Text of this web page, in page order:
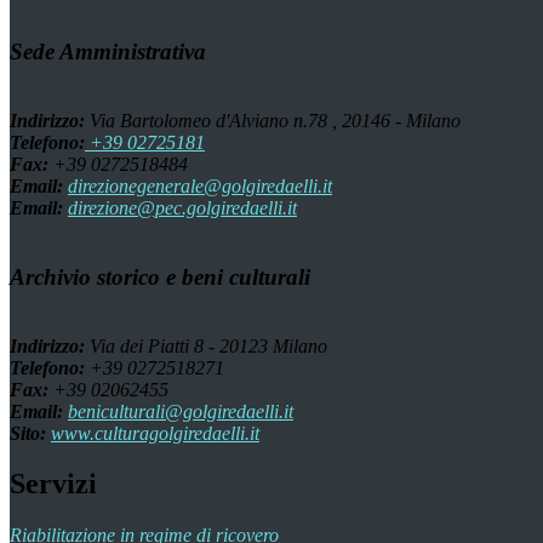
Sede Amministrativa
Indirizzo: Via Bartolomeo d'Alviano n.78 , 20146 - Milano
Telefono: +39 02725181
Fax: +39 0272518484
Email: direzionegenerale@golgiredaelli.it
Email: direzione@pec.golgiredaelli.it
Archivio storico e beni culturali
Indirizzo: Via dei Piatti 8 - 20123 Milano
Telefono: +39 0272518271
Fax: +39 02062455
Email: beniculturali@golgiredaelli.it
Sito: www.culturagolgiredaelli.it
Servizi
Riabilitazione in regime di ricovero